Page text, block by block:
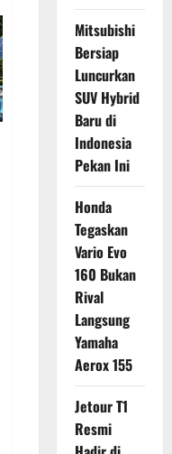
Mitsubishi
Bersiap
Luncurkan
SUV Hybrid
Baru di
Indonesia
Pekan Ini
Honda
Tegaskan
Vario Evo
160 Bukan
Rival
Langsung
Yamaha
Aerox 155
Jetour T1
Resmi